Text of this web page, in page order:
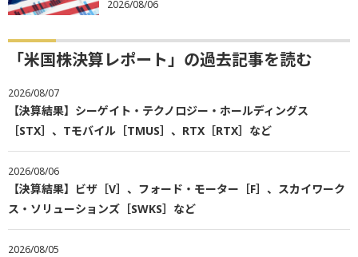
2026/08/06
「米国株決算レポート」の過去記事を読む
2026/08/07
【決算結果】シーゲイト・テクノロジー・ホールディングス
［STX］、Tモバイル［TMUS］、RTX［RTX］など
2026/08/06
【決算結果】ビザ［V］、フォード・モーター［F］、スカイワーク
ス・ソリューションズ［SWKS］など
2026/08/05